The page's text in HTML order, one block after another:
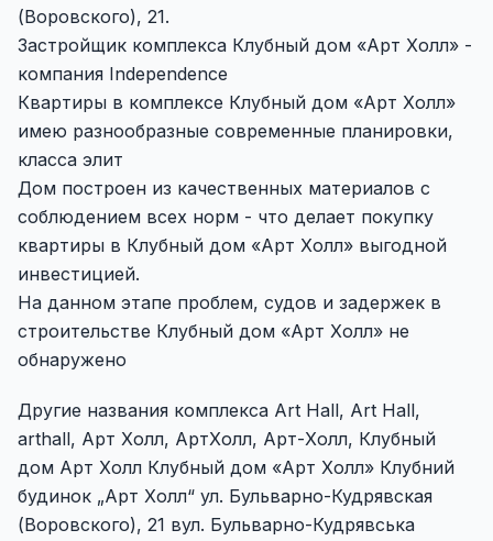
(Воровского), 21.
Застройщик комплекса Клубный дом «Арт Холл» -
компания Independence
Квартиры в комплексе Клубный дом «Арт Холл»
имею разнообразные современные планировки,
класса элит
Дом построен из качественных материалов с
соблюдением всех норм - что делает покупку
квартиры в Клубный дом «Арт Холл» выгодной
инвестицией.
На данном этапе проблем, судов и задержек в
строительстве Клубный дом «Арт Холл» не
обнаружено
Другие названия комплекса Art Hall, Art Hall,
arthall, Арт Холл, АртХолл, Арт-Холл, Клубный
дом Арт Холл Клубный дом «Арт Холл» Клубний
будинок „Арт Холл“ ул. Бульварно-Кудрявская
(Воровского), 21 вул. Бульварно-Кудрявська